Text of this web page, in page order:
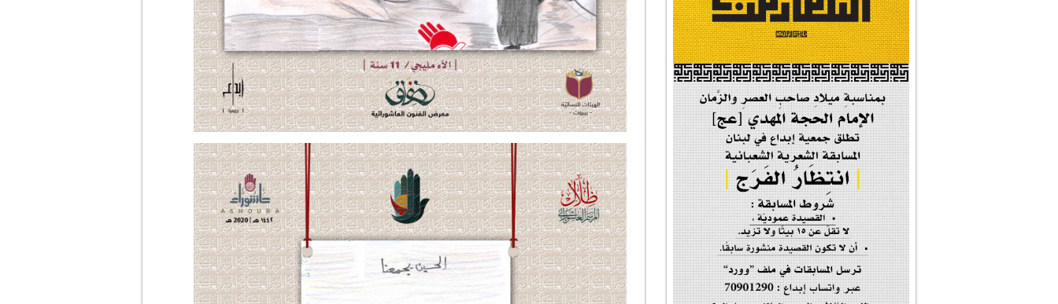
| #فخر_المخدرات |
#صحيفة_المؤمن
إحتفالية #رياحين...
إحتفالية تكريم ا...
#فاطمة_روحي
مولد السيدة #الز�...
#أم_الشهداء